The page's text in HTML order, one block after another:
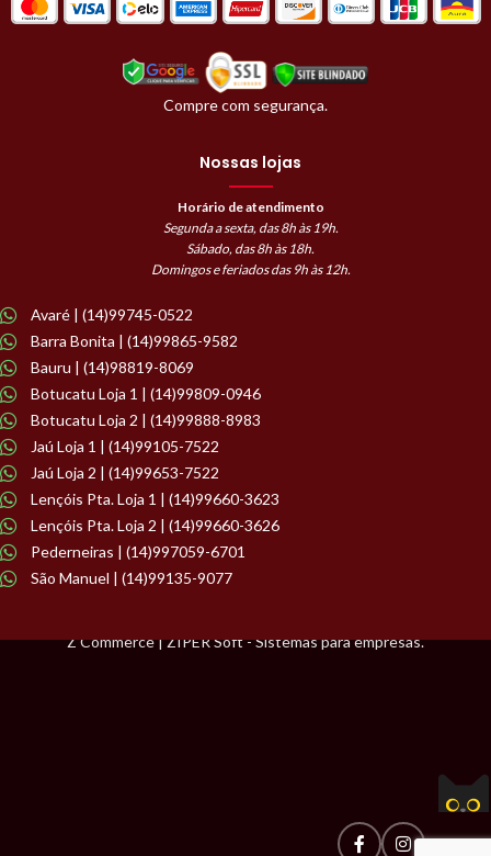
Compre com segurança.
Nossas lojas
Horário de atendimento
Segunda a sexta, das 8h às 19h.
Sábado, das 8h às 18h.
Domingos e feriados das 9h às 12h.
Avaré | (14)99745-0522
Barra Bonita | (14)99865-9582
Bauru | (14)98819-8069
Botucatu Loja 1 | (14)99809-0946
Botucatu Loja 2 | (14)99888-8983
Jaú Loja 1 | (14)99105-7522
Jaú Loja 2 | (14)99653-7522
Lençóis Pta. Loja 1 | (14)99660-3623
Lençóis Pta. Loja 2 | (14)99660-3626
Pederneiras | (14)997059-6701
São Manuel | (14)99135-9077
Z Commerce | ZIPER Soft - Sistemas para empresas.